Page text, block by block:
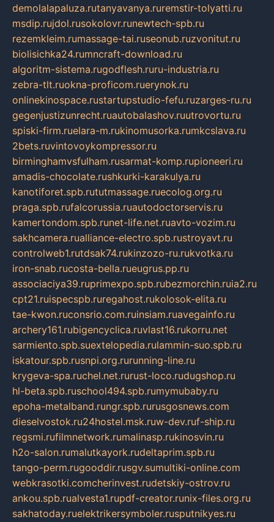
demolalapaluza.rutanyavanya.ruremstir-tolyatti.ru
msdip.rujdol.rusokolovr.runewtech-spb.ru
rezemkleim.rumassage-tai.ruseonub.ruzvonitut.ru
biolisichka24.rumncraft-download.ru
algoritm-sistema.rugodflesh.ruru-industria.ru
zebra-tlt.ruokna-proficom.ruerynok.ru
onlinekinospace.rustartupstudio-fefu.ruzarges-ru.ru
gegenjustizunrecht.ruautobalashov.ruutrovortu.ru
spiski-firm.ruelara-m.rukinomusorka.rumkcslava.ru
2bets.ruvintovoykompressor.ru
birminghamvsfulham.rusarmat-komp.rupioneeri.ru
amadis-chocolate.rushkurki-karakulya.ru
kanotiforet.spb.rututmassage.ruecolog.org.ru
praga.spb.rufalcorussia.ruautodoctorservis.ru
kamertondom.spb.runet-life.net.ruavto-vozim.ru
sakhcamera.rualliance-electro.spb.rustroyavt.ru
controlweb1.rutdsak74.rukinzozo-ru.rukvotka.ru
iron-snab.rucosta-bella.rueugrus.pp.ru
associaciya39.ruprimexpo.spb.rubezmorchin.ruia2.ru
cpt21.ruispecspb.ruregahost.rukolosok-elita.ru
tae-kwon.ruconsrio.com.ruinsiam.ruavegainfo.ru
archery161.rubigencyclica.ruvlast16.rukorru.net
sarmiento.spb.suextelopedia.rulammin-suo.spb.ru
iskatour.spb.rusnpi.org.rurunning-line.ru
krygeva-spa.ruchel.net.rurust-loco.rudugshop.ru
hl-beta.spb.ruschool494.spb.rumymubaby.ru
epoha-metalband.rungr.spb.rurusgosnews.com
dieselvostok.ru24hostel.msk.ruw-dev.ruf-ship.ru
regsmi.rufilmnetwork.rumalinasp.rukinosvin.ru
h2o-salon.rumalutkayork.rudeltaprim.spb.ru
tango-perm.rugooddir.rusgv.sumultiki-online.com
webkrasotki.comcherinvest.rudetskiy-ostrov.ru
ankou.spb.rualvesta1.rupdf-creator.runix-files.org.ru
sakhatoday.ruelektrikersymboler.rusputnikyes.ru